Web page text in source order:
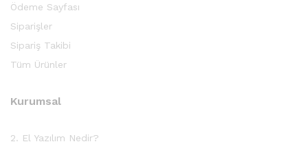
Ödeme Sayfası
Siparişler
Sipariş Takibi
Tüm Ürünler
Kurumsal
2. El Yazılım Nedir?